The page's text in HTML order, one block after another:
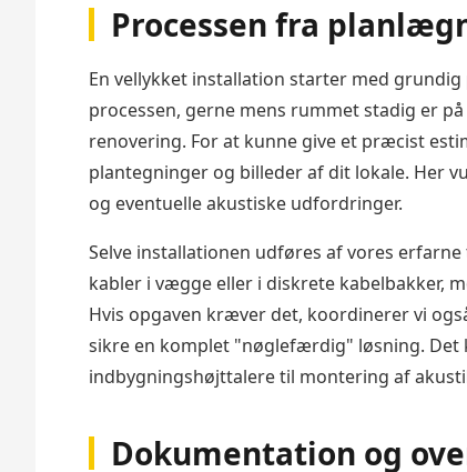
Processen fra
En vellykket installation starter med
processen, gerne mens rummet stadig er
renovering. For at kunne give et præcist
plantegninger og billeder af dit lokale. Her
og eventuelle akustiske udfordringer.
Selve installationen udføres af vores
kabler i vægge eller i diskrete kabelbakker,
Hvis opgaven kræver det, koordinerer vi
sikre en komplet "nøglefærdig" løsning.
indbygningshøjttalere til montering af
Dokumentation og